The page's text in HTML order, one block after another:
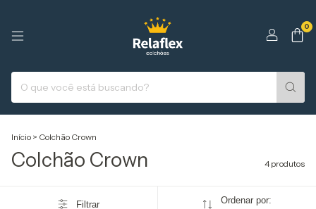
0
Início > Colchão Crown
Colchão Crown 4 produtos
Filtrar Ordenar por: